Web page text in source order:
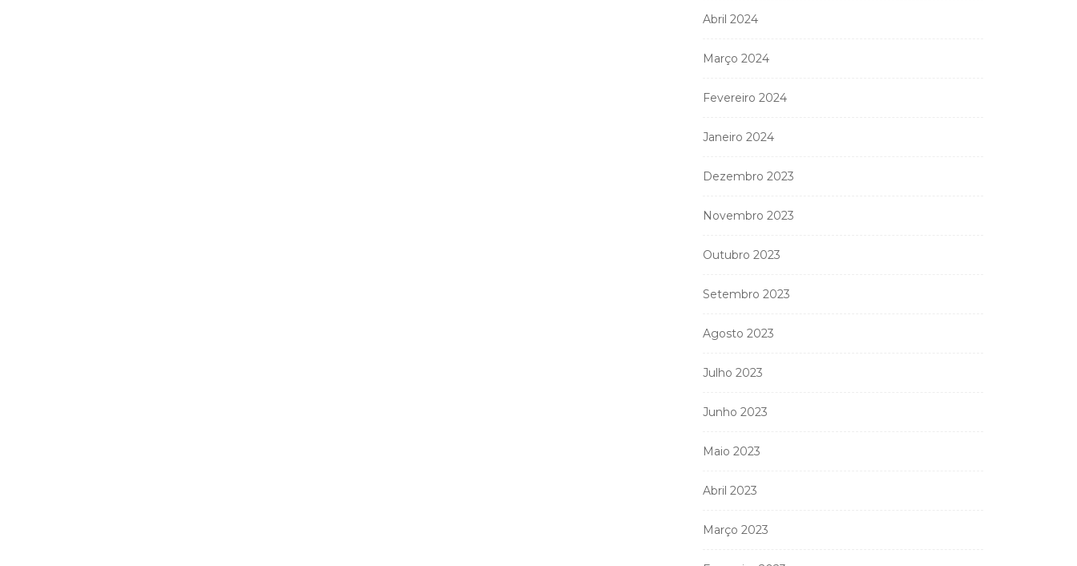
Abril 2024
Março 2024
Fevereiro 2024
Janeiro 2024
Dezembro 2023
Novembro 2023
Outubro 2023
Setembro 2023
Agosto 2023
Julho 2023
Junho 2023
Maio 2023
Abril 2023
Março 2023